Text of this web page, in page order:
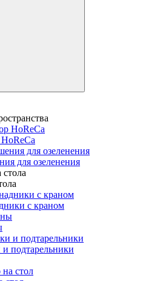
для озеленения
с краном
и подтарельники